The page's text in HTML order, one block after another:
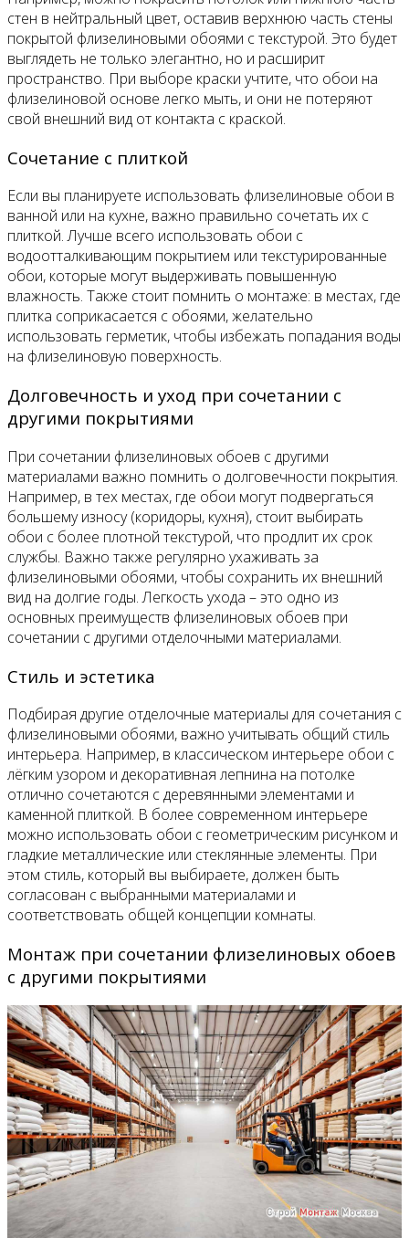
стен в нейтральный цвет, оставив верхнюю часть стены
покрытой флизелиновыми обоями с текстурой. Это будет
выглядеть не только элегантно, но и расширит
пространство. При выборе краски учтите, что обои на
флизелиновой основе легко мыть, и они не потеряют
свой внешний вид от контакта с краской.
Сочетание с плиткой
Если вы планируете использовать флизелиновые обои в
ванной или на кухне, важно правильно сочетать их с
плиткой. Лучше всего использовать обои с
водоотталкивающим покрытием или текстурированные
обои, которые могут выдерживать повышенную
влажность. Также стоит помнить о монтаже: в местах, где
плитка соприкасается с обоями, желательно
использовать герметик, чтобы избежать попадания воды
на флизелиновую поверхность.
Долговечность и уход при сочетании с
другими покрытиями
При сочетании флизелиновых обоев с другими
материалами важно помнить о долговечности покрытия.
Например, в тех местах, где обои могут подвергаться
большему износу (коридоры, кухня), стоит выбирать
обои с более плотной текстурой, что продлит их срок
службы. Важно также регулярно ухаживать за
флизелиновыми обоями, чтобы сохранить их внешний
вид на долгие годы. Легкость ухода – это одно из
основных преимуществ флизелиновых обоев при
сочетании с другими отделочными материалами.
Стиль и эстетика
Подбирая другие отделочные материалы для сочетания с
флизелиновыми обоями, важно учитывать общий стиль
интерьера. Например, в классическом интерьере обои с
лёгким узором и декоративная лепнина на потолке
отлично сочетаются с деревянными элементами и
каменной плиткой. В более современном интерьере
можно использовать обои с геометрическим рисунком и
гладкие металлические или стеклянные элементы. При
этом стиль, который вы выбираете, должен быть
согласован с выбранными материалами и
соответствовать общей концепции комнаты.
Монтаж при сочетании флизелиновых обоев
с другими покрытиями